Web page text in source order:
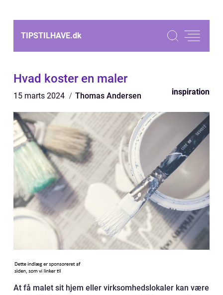
TIPSTILHAVE.dk
Hvad koster en maler
15 marts 2024 Thomas Andersen inspiration
At få malet sit hjem eller virksomhedslokaler kan være